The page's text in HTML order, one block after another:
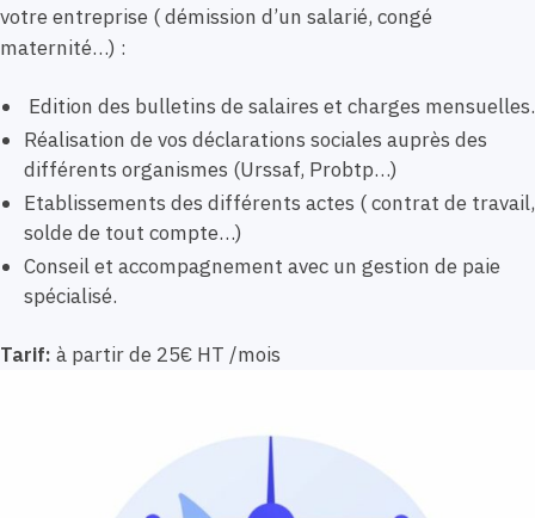
votre entreprise ( démission d’un salarié, congé
maternité…) :
Edition des bulletins de salaires et charges mensuelles.
Réalisation de vos déclarations sociales auprès des
différents organismes (Urssaf, Probtp…)
Etablissements des différents actes ( contrat de travail,
solde de tout compte…)
Conseil et accompagnement avec un gestion de paie
spécialisé.
Tarif: à partir de 25€ HT /mois